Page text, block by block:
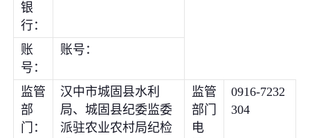
银
行：
账
号：
账号：
监管
部
门：
汉中市城固县水利
局、城固县纪委监委
派驻农业农村局纪检
监管
部门
电
0916-7232
304